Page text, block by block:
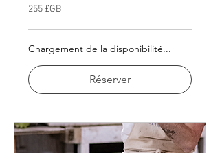
255
livres
255 £GB
Chargement de la disponibilité...
Réserver